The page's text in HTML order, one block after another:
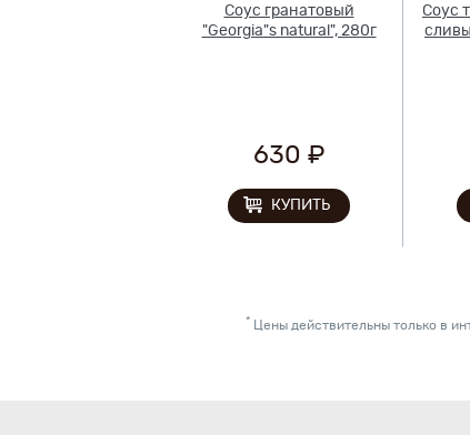
Соус гранатовый
"Georgia"s natural", 280г
630 ₽
КУПИТЬ
Соус
* Цены действительны только в